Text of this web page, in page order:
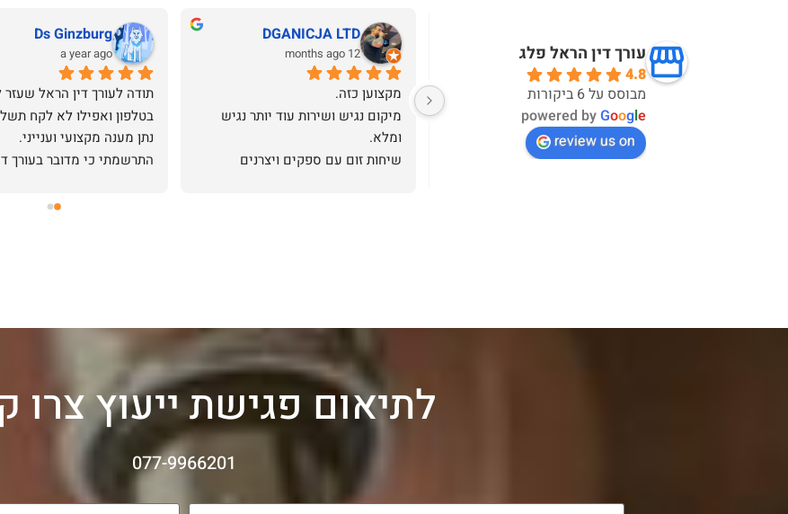
עורך דין הראל פלג
4.8
מבוסס על 6 ביקורות
powered byGoogle
review us on
9 months ago
הראל אחד מהאנשים שאני הכי אוהב
לעבוד מולם.
לכל עניין.
DGANICJA LTD
12 months ago
מקצוען כזה.
ומלא.
Ds Ginzburg
a year ago
בטלפון ואפילו לא לקח
נתן מענה מקצועי וענייני.
לתיאום פגישת ייעוץ צרו
077-9966201